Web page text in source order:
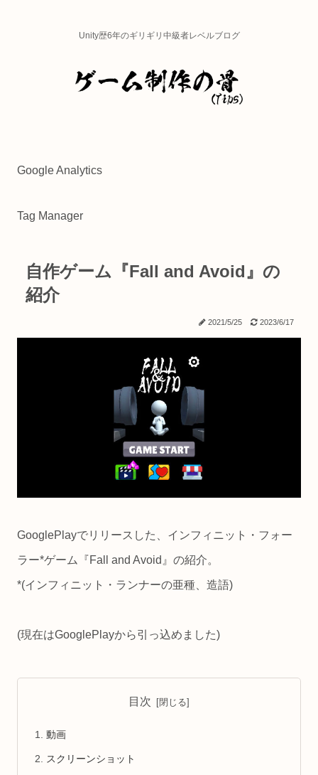
Unity歴6年のギリギリ中級者レベルブログ
Google Analytics
Tag Manager
自作ゲーム『Fall and Avoid』の
紹介
2021/5/25 2023/6/17
GooglePlayでリリースした、インフィニット・フォー
ラー*ゲーム『Fall and Avoid』の紹介。
*(インフィニット・ランナーの亜種、造語)
(現在はGooglePlayから引っ込めました)
目次
動画
スクリーンショット